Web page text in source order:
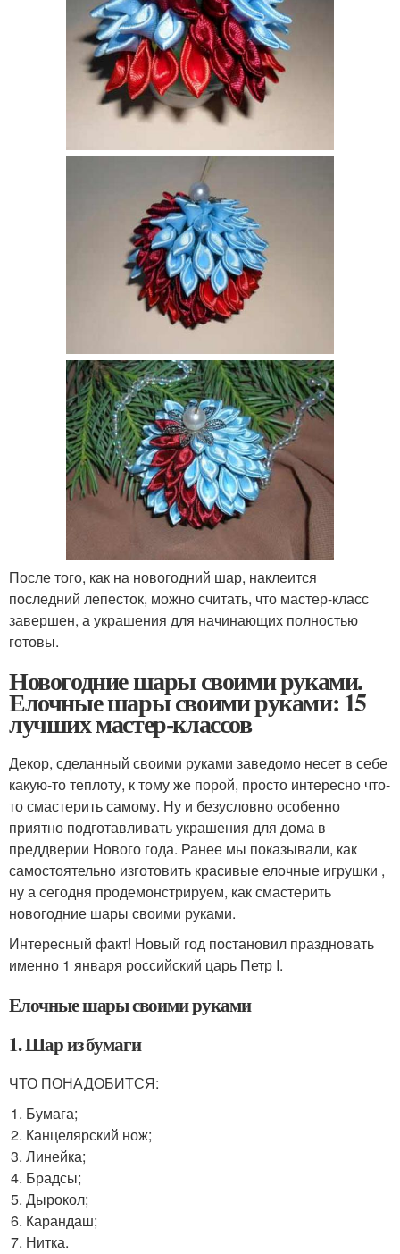
После того, как на новогодний шар, наклеится
последний лепесток, можно считать, что мастер-класс
завершен, а украшения для начинающих полностью
готовы.
Новогодние шары своими руками.
Елочные шары своими руками: 15
лучших мастер-классов
Декор, сделанный своими руками заведомо несет в себе
какую-то теплоту, к тому же порой, просто интересно что-
то смастерить самому. Ну и безусловно особенно
приятно подготавливать украшения для дома в
преддверии Нового года. Ранее мы показывали, как
самостоятельно изготовить красивые елочные игрушки ,
ну а сегодня продемонстрируем, как смастерить
новогодние шары своими руками.
Интересный факт! Новый год постановил праздновать
именно 1 января российский царь Петр I.
Елочные шары своими руками
1. Шар из бумаги
ЧТО ПОНАДОБИТСЯ:
Бумага;
Канцелярский нож;
Линейка;
Брадсы;
Дырокол;
Карандаш;
Нитка.